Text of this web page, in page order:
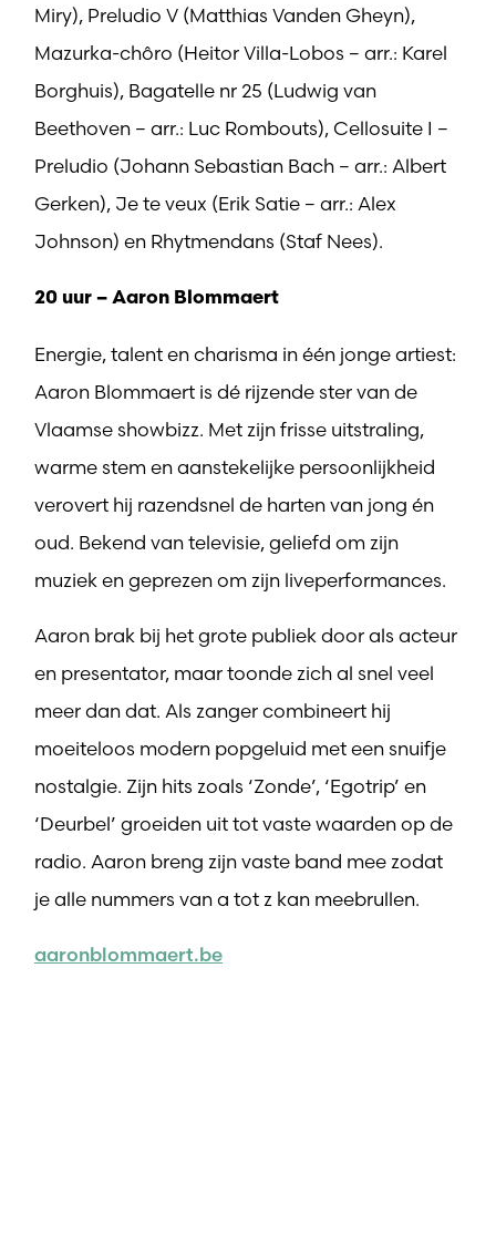
Miry), Preludio V (Matthias Vanden Gheyn),
Mazurka-chôro (Heitor Villa-Lobos – arr.: Karel
Borghuis), Bagatelle nr 25 (Ludwig van
Beethoven – arr.: Luc Rombouts), Cellosuite I –
Preludio (Johann Sebastian Bach – arr.: Albert
Gerken), Je te veux (Erik Satie – arr.: Alex
Johnson) en Rhytmendans (Staf Nees).
20 uur – Aaron Blommaert
Energie, talent en charisma in één jonge artiest:
Aaron Blommaert is dé rijzende ster van de
Vlaamse showbizz. Met zijn frisse uitstraling,
warme stem en aanstekelijke persoonlijkheid
verovert hij razendsnel de harten van jong én
oud. Bekend van televisie, geliefd om zijn
muziek en geprezen om zijn liveperformances.
Aaron brak bij het grote publiek door als acteur
en presentator, maar toonde zich al snel veel
meer dan dat. Als zanger combineert hij
moeiteloos modern popgeluid met een snuifje
nostalgie. Zijn hits zoals ‘Zonde’, ‘Egotrip’ en
‘Deurbel’ groeiden uit tot vaste waarden op de
radio. Aaron breng zijn vaste band mee zodat
je alle nummers van a tot z kan meebrullen.
aaronblommaert.be